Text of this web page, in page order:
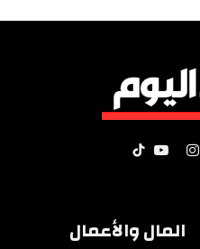
الانستغراميوتيوبتيكتوك
المال والأعمال